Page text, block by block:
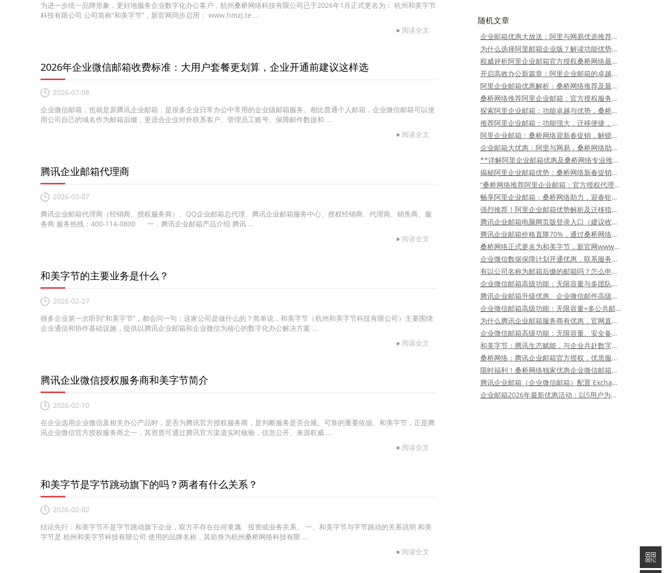
为进一步统一品牌形象，更好地服务企业数字化办公客户，杭州桑桥网络科技有限公司已于2026年1月正式更名为： 杭州和美字节
科技有限公司 公司简称“和美字节”，新官网同步启用： www.hmzj.te ...
» 阅读全文
2026年企业微信邮箱收费标准：大用户套餐更划算，企业开通前建议这样选
2026-07-08
企业微信邮箱，也就是原腾讯企业邮箱，是很多企业日常办公中常用的企业级邮箱服务。相比普通个人邮箱，企业微信邮箱可以使
用公司自己的域名作为邮箱后缀，更适合企业对外联系客户、管理员工账号、保障邮件数据和 ...
» 阅读全文
腾讯企业邮箱代理商
2026-03-07
腾讯企业邮箱代理商（经销商、授权服务商）、QQ企业邮箱总代理、腾讯企业邮箱服务中心、授权经销商、代理商、销售商、服
务商 服务热线：400-114-0800 一．腾讯企业邮箱产品介绍 腾讯 ...
» 阅读全文
和美字节的主要业务是什么？
2026-02-27
很多企业第一次听到“和美字节”，都会问一句：这家公司是做什么的？简单说，和美字节（杭州和美字节科技有限公司）主要围绕
企业通信和协作基础设施，提供以腾讯企业邮箱和企业微信为核心的数字化办公解决方案 ...
» 阅读全文
腾讯企业微信授权服务商和美字节简介
2026-02-10
在企业选用企业微信及相关办公产品时，是否为腾讯官方授权服务商，是判断服务是否合规、可靠的重要依据。和美字节，正是腾
讯企业微信官方授权服务商之一，其资质可通过腾讯官方渠道实时核验，信息公开、来源权威 ...
» 阅读全文
和美字节是字节跳动旗下的吗？两者有什么关系？
2026-02-02
结论先行：和美字节不是字节跳动旗下企业，双方不存在任何隶属、投资或业务关系。 一、和美字节与字节跳动的关系说明 和美
字节是 杭州和美字节科技有限公司 使用的品牌名称，其前身为杭州桑桥网络科技有限 ...
» 阅读全文
随机文章
企业邮箱优惠大放送：阿里与网易优选推荐，桑桥助力超值选购！
为什么选择阿里邮箱企业版？解读功能优势与实用价值
权威评析阿里企业邮箱官方授权桑桥网络最新优惠促销政策：详解标准版5用户超值优惠（买二送二、买三送三、买五送五），助力企业邮件通信稳定高效
开启高效办公新篇章：阿里企业邮箱的卓越功能与无可比拟优势
阿里企业邮箱优惠解析：桑桥网络推荐及最新促销详解
桑桥网络推荐阿里企业邮箱：官方授权服务商，稳定高效邮件解决方案及限时优惠促销
探索阿里企业邮箱：功能卓越与优势，桑桥网络鼎力推荐
推荐阿里企业邮箱：功能强大，迁移便捷，体验更佳，售后无忧！
阿里企业邮箱：桑桥网络迎新春促销，解锁独特功能与超值服务！
企业邮箱大优惠：阿里与网易，桑桥网络助您省钱又省心！
**详解阿里企业邮箱优惠及桑桥网络专业推荐：稳定服务与最新促销全面指南**
揭秘阿里企业邮箱优势：桑桥网络新春促销，优惠升级，服务更优
“桑桥网络推荐阿里企业邮箱：官方授权代理商提供稳定服务与优惠政策详解”
畅享阿里企业邮箱：桑桥网络助力，迎春钜惠，轻松升级商务通信！
强烈推荐！阿里企业邮箱优势解析及迁移指南，享受更优服务！
腾讯企业邮箱电脑网页版登录入口（建议收藏）
腾讯企业邮箱价格直降70%，通过桑桥网络再享10%折扣！
桑桥网络正式更名为和美字节，新官网www.hmzj.tech启用
企业微信数据保障计划开通优惠，联系服务商桑桥网络
有以公司名称为邮箱后缀的邮箱吗？怎么申请办理？
企业微信邮箱高级功能：无限容量与多团队公共邮箱轻松管理
腾讯企业邮箱升级优惠、企业微信邮件高级功能升级优惠折扣
企业微信邮箱高级功能：无限容量+多公共邮箱+自动备份保障安全
为什么腾讯企业邮箱服务商有优惠，官网直购没有优惠？
企业微信邮箱高级功能：无限容量、安全备份、团队协作新利器
和美字节：腾讯生态赋能，与企业共赴数字化新未来
桑桥网络：腾讯企业邮箱官方授权，优质服务与超值优惠首选
限时福利！桑桥网络独家优惠企业微信邮箱高级功能送超值折扣
腾讯企业邮箱（企业微信邮箱）配置 Exchange 邮箱、日历数据同步
企业邮箱2026年最新优惠活动：以5用户为例，怎么选更划算？